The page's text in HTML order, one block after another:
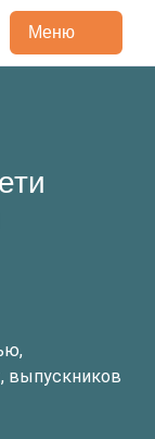
Меню
выпускников